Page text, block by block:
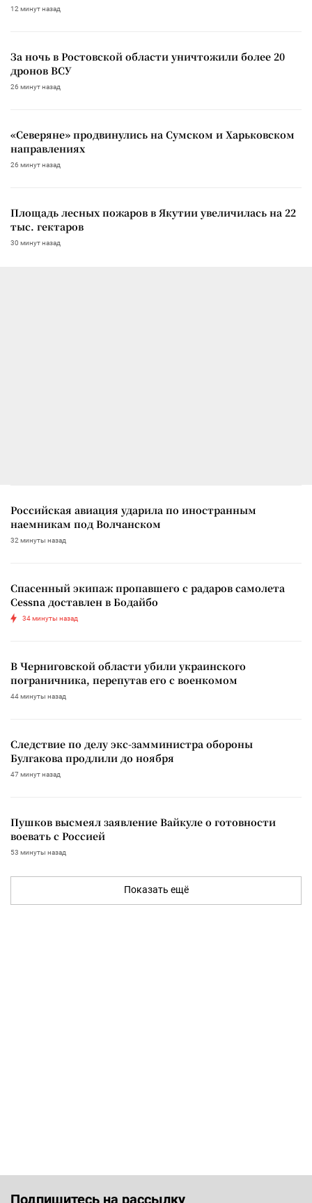
12 минут назад
За ночь в Ростовской области уничтожили более 20
дронов ВСУ
26 минут назад
«Северяне» продвинулись на Сумском и Харьковском
направлениях
26 минут назад
Площадь лесных пожаров в Якутии увеличилась на 22
тыс. гектаров
30 минут назад
Российская авиация ударила по иностранным
наемникам под Волчанском
32 минуты назад
Спасенный экипаж пропавшего с радаров самолета
Cessna доставлен в Бодайбо
34 минуты назад
В Черниговской области убили украинского
пограничника, перепутав его с военкомом
44 минуты назад
Следствие по делу экс-замминистра обороны
Булгакова продлили до ноября
47 минут назад
Пушков высмеял заявление Вайкуле о готовности
воевать с Россией
53 минуты назад
Показать ещё
Подпишитесь на рассылку